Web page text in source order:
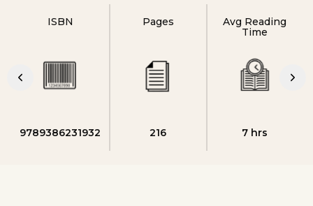
ISBN
9789386231932
Pages
216
Avg Reading
Time
7 hrs